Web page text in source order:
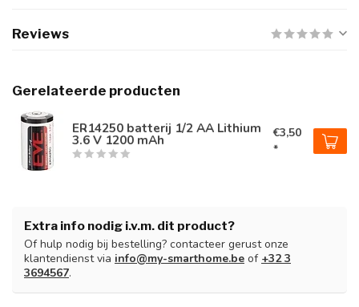
Reviews
Gerelateerde producten
ER14250 batterij 1/2 AA Lithium
3.6 V 1200 mAh
€3,50
*
Extra info nodig i.v.m. dit product?
Of hulp nodig bij bestelling? contacteer gerust onze
klantendienst via info@my-smarthome.be of +32 3
3694567.